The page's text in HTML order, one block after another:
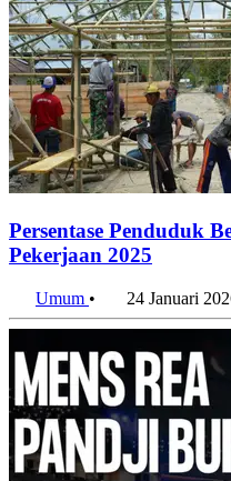
Persentase Penduduk
Umum• 24 Januari